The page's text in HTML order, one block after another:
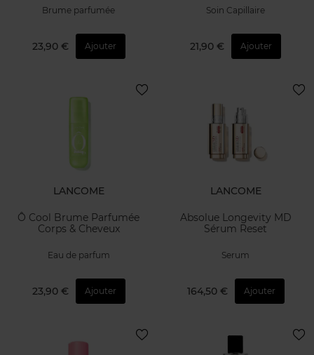
Brume parfumée
23,90 € Ajouter
Soin Capillaire
21,90 € Ajouter
LANCOME
Ô Cool Brume Parfumée
Corps & Cheveux
Eau de parfum
23,90 € Ajouter
LANCOME
Absolue Longevity MD
Sérum Reset
Serum
164,50 € Ajouter